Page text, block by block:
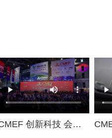
CMEF 创新科技 会面未来